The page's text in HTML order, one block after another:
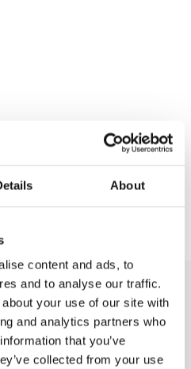
About
content and ads, to
and to analyse our traffic.
your use of our site with
and analytics partners who
that you’ve
collected from your use